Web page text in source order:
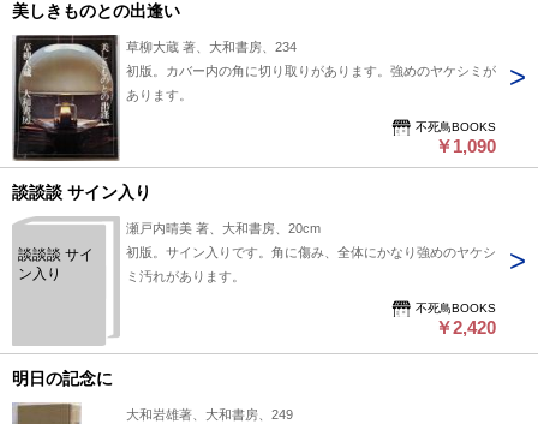
美しきものとの出逢い
草柳大蔵 著、大和書房、234
初版。カバー内の角に切り取りがあります。強めのヤケシミが
あります。
不死鳥BOOKS
￥1,090
談談談 サイン入り
談談談 サイ
ン入り
瀬戸内晴美 著、大和書房、20cm
初版。サイン入りです。角に傷み、全体にかなり強めのヤケシ
ミ汚れがあります。
不死鳥BOOKS
￥2,420
明日の記念に
大和岩雄著、大和書房、249